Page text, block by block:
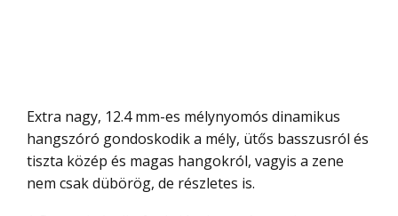
Extra nagy, 12.4 mm-es mélynyomós dinamikus
hangszóró gondoskodik a mély, ütős basszusról és
tiszta közép és magas hangokról, vagyis a zene
nem csak dübörög, de részletes is.